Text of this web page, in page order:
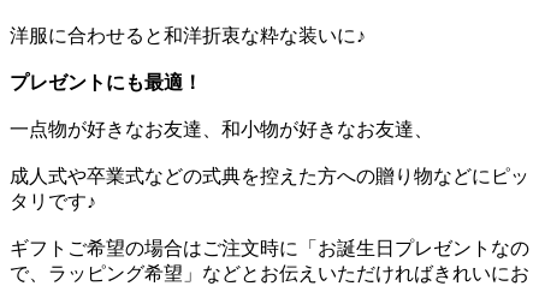
洋服に合わせると和洋折衷な粋な装いに♪
プレゼントにも最適！
一点物が好きなお友達、和小物が好きなお友達、
成人式や卒業式などの式典を控えた方への贈り物などにピッ
タリです♪
ギフトご希望の場合はご注文時に「お誕生日プレゼントなの
で、ラッピング希望」などとお伝えいただければきれいにお